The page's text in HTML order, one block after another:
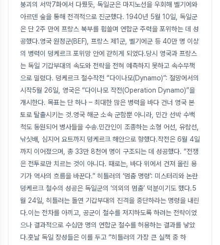
붕괴의 서막7화에서 다뤘듯, 독일군은 마지노선을 우회해 벨기에와
아르덴 숲을 통해 전격적으로 진군했다. 1940년 5월 10일, 독일군
은 단 2주 만에 프랑스 북부를 휩쓸며 연합군 주력을 포위하는 데 성
공했다.영국 원정군(BEF), 프랑스 제1군, 벨기에군 등 40만 명 이상
의 병력이 덩케르크 포위망 안에 갇히게 되었다.당시 영국과 프랑스
는 독일 기갑부대의 속도와 전략을 전혀 예측하지 못하고 속수무책
으로 밀렸다. 덩케르크 철수작전 “다이나모(Dynamo)”: 절망에서의
시작5월 26일, 영국은 “다이나모 작전(Operation Dynamo)”을
개시한다. 목표는 단 하나 – 최대한 많은 병력을 바다 건너 영국 본
토로 탈출시키는 것.영국 해군 소속 군함뿐 아니라, 민간 선박 수백
척도 동원되어 병사들을 수송.민간인이 조종하는 소형 어선, 유람선,
낚싯배, 심지어 요트까지 덩케르크 해안으로 향했다.작전은 6월 4일
까지 이어졌으며, 총 33만 8천여 명이 구조되는 데 성공했다. “전쟁
은 전투로만 치르는 것이 아니다. 때로는, 바다 위에서 건져 올린 용
기가 역사의 흐름을 바꾼다.” 히틀러의 ‘멈춤 명령’: 미스터리와 논란
덩케르크 철수의 성공은 독일군의 ‘의외의 멈춤’ 덕분이기도 했다.5
월 24일, 히틀러는 돌연 기갑부대의 진격을 중단하라는 명령을 내린
다.이는 전차를 아끼고, 공군이 철수를 저지하도록 하려는 전략이었
으나 결과적으로 수십만 명의 연합군 철수를 허용하는 결과를 낳았
다.훗날 독일 장성들은 이를 두고 “히틀러의 가장 큰 실책 중 하